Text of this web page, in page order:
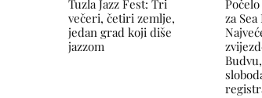
Tuzla Jazz Fest: Tri
večeri, četiri zemlje,
jedan grad koji diše
jazzom
za Sea